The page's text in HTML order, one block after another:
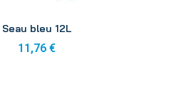
Seau bleu 12L
11,76 €